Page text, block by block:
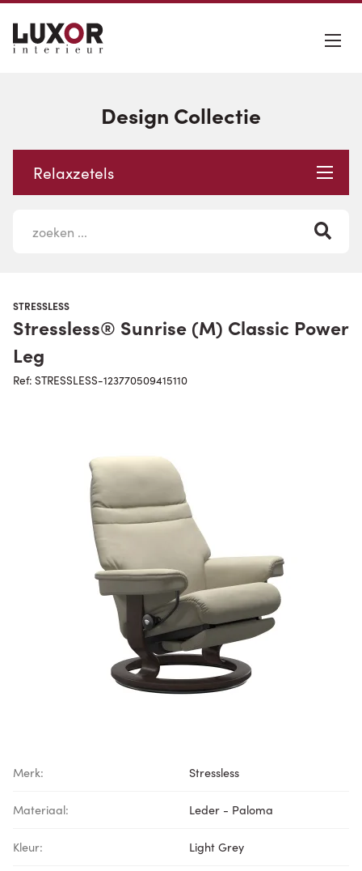
Design Collectie
Relaxzetels
STRESSLESS
Stressless® Sunrise (M) Classic Power
Leg
Ref: STRESSLESS-123770509415110
Merk: Stressless
Materiaal: Leder - Paloma
Kleur: Light Grey